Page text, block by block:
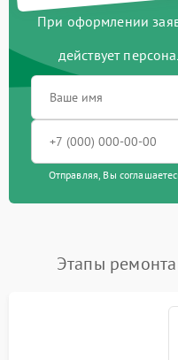
При оформлении
действует
Отправляя, Вы
Этапы